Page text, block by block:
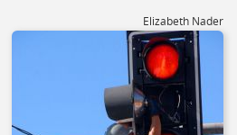
Elizabeth Nader